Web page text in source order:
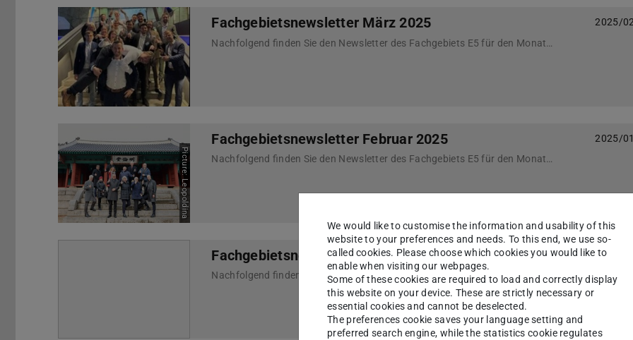
Fachgebietsnewsletter März 2025
2025/
Nachfolgend finden Sie den Newsletter des Fachgebiets E5 für den Monat März 2025
Picture: Leopoldina
Fachgebietsnewsletter Februar 2025
2025/
Nachfolgend finden Sie den Newsletter des Fachgebiets E5 für den Monat Februar 2025
Fachgebietsnewsletter Dezember 2024
2024/
Nachfolgend finden Sie den Newsletter des Fachgebiets E5 für den Monat Dezember 2024
We would like to customise the information and usability of this
website to your preferences and needs. To this end, we use so-
called cookies. Please choose which cookies you would like to
enable when visiting our webpages.
Some of these cookies are required to load and correctly display
this website on your device. These are strictly necessary or
essential cookies and cannot be deselected.
The preferences cookie saves your language setting and
preferred search engine, while the statistics cookie regulates